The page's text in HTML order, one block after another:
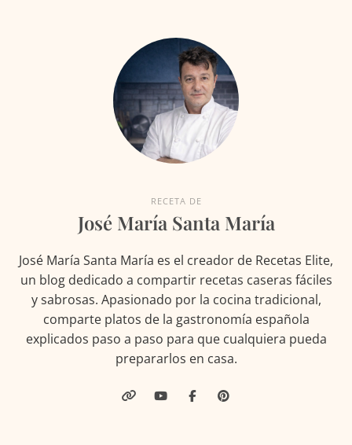
RECETA DE
José María Santa María
José María Santa María es el creador de Recetas Elite,
un blog dedicado a compartir recetas caseras fáciles
y sabrosas. Apasionado por la cocina tradicional,
comparte platos de la gastronomía española
explicados paso a paso para que cualquiera pueda
prepararlos en casa.